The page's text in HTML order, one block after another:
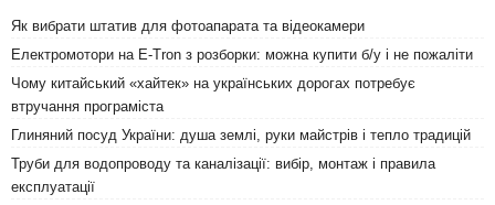
Як вибрати штатив для фотоапарата та відеокамери
Електромотори на E-Tron з розборки: можна купити б/у і не пожаліти
Чому китайський «хайтек» на українських дорогах потребує
втручання програміста
Глиняний посуд України: душа землі, руки майстрів і тепло традицій
Труби для водопроводу та каналізації: вибір, монтаж і правила
експлуатації